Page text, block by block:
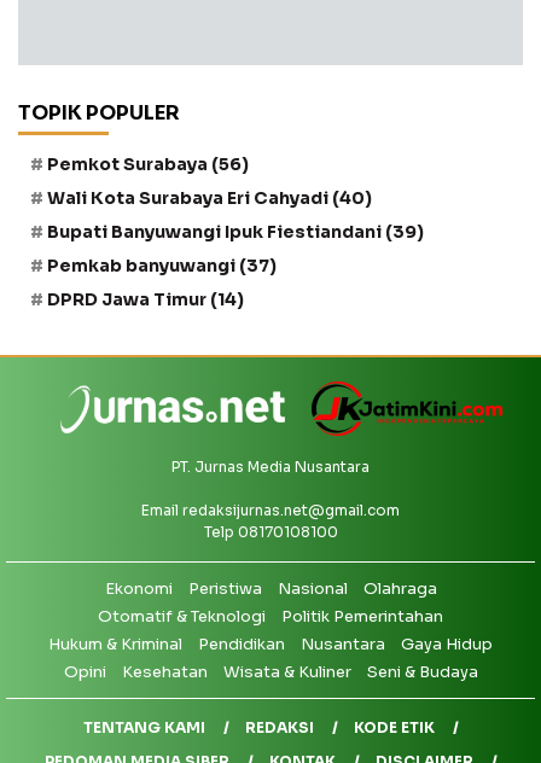
TOPIK POPULER
Pemkot Surabaya (56)
Wali Kota Surabaya Eri Cahyadi (40)
Bupati Banyuwangi Ipuk Fiestiandani (39)
Pemkab banyuwangi (37)
DPRD Jawa Timur (14)
PT. Jurnas Media Nusantara
Email redaksijurnas.net@gmail.com
Telp 08170108100
Ekonomi Peristiwa Nasional
Olahraga
Otomatif & Teknologi
Politik Pemerintahan
Hukum & Kriminal
Pendidikan Nusantara
Gaya Hidup
Opini
Kesehatan Wisata & Kuliner Seni & Budaya
TENTANG KAMI REDAKSI
KODE ETIK